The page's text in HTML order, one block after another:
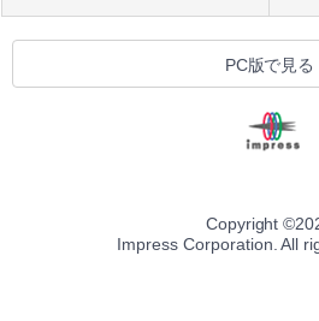
PC版で見る
Copyright ©
Impress Corporation. All